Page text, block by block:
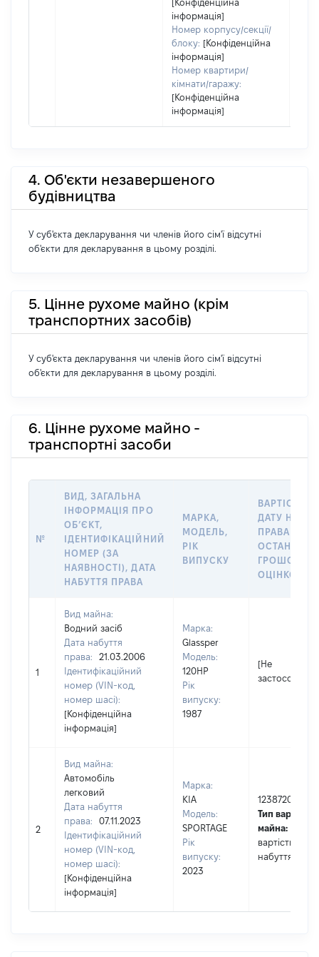
[Конфіденційна
інформація]
Номер корпусу/секції/
блоку: [Конфіденційна
інформація]
Номер квартири/
кімнати/гаражу:
[Конфіденційна
інформація]
4. Об'єкти незавершеного
будівництва
У суб'єкта декларування чи членів його сім'ї відсутні
об'єкти для декларування в цьому розділі.
5. Цінне рухоме майно (крім
транспортних засобів)
У суб'єкта декларування чи членів його сім'ї відсутні
об'єкти для декларування в цьому розділі.
6. Цінне рухоме майно -
транспортні засоби
№
ВИД, ЗАГАЛЬНА
ІНФОРМАЦІЯ ПРО
ОБʼЄКТ,
ІДЕНТИФІКАЦІЙНИЙ
НОМЕР (ЗА
НАЯВНОСТІ), ДАТА
НАБУТТЯ ПРАВА
МАРКА,
МОДЕЛЬ,
РІК
ВИПУСКУ
ВАРТІСТЬ
ДАТУ
ПРАВА АБО
ГРОШОВОЮ
ОЦІНКОЮ,
1
Вид майна:
Водний засіб
Дата набуття
права:
21.03.2006
Ідентифікаційний
номер (VIN-код,
номер шасі):
[Конфіденційна
інформація]
Марка:
Glassper
Модель:
120HP
Рік
випуску:
1987
[Не
2
Вид майна:
Автомобіль
легковий
Дата набуття
права:
07.11.2023
Ідентифікаційний
номер (VIN-код,
номер шасі):
[Конфіденційна
інформація]
Марка:
KIA
Модель:
SPORTAGE
Рік
випуску:
2023
1238720
Тип вартості
майна:
вартість на
набуття